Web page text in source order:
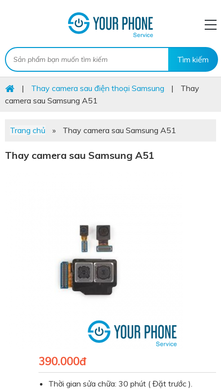
| Thay camera sau điện thoại Samsung |
Thay
camera sau Samsung A51
Trang chủ » Thay camera sau Samsung A51
Thay camera sau Samsung A51
390.000đ
Thời gian sửa chữa: 30 phút ( Đặt trước ).